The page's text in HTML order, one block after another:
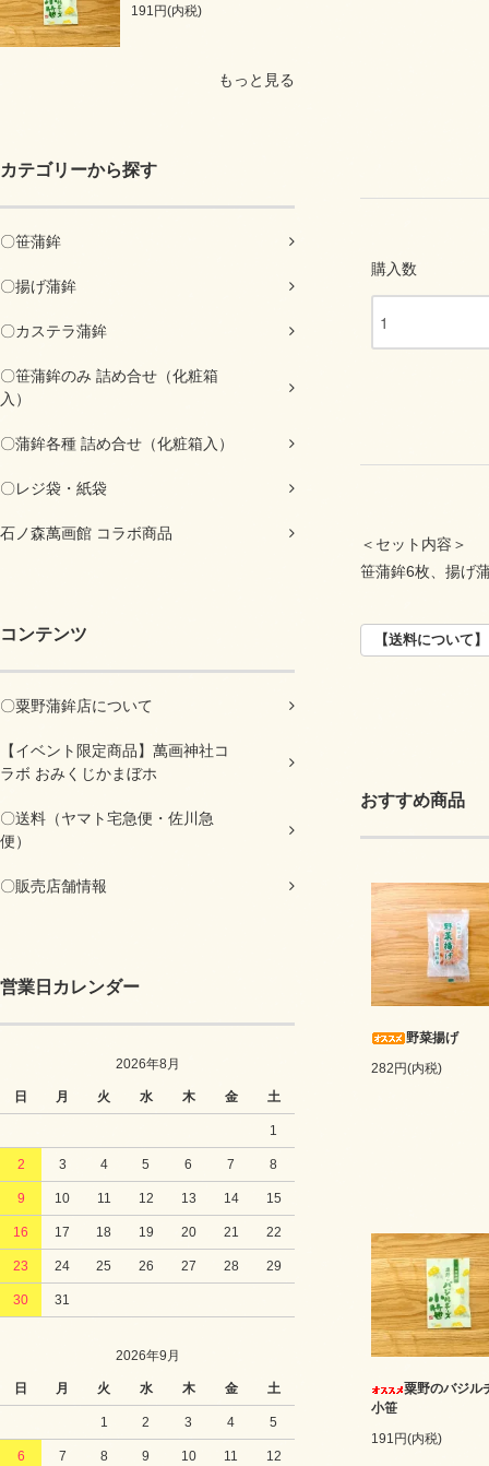
191円(内税)
もっと見る
カテゴリーから探す
〇笹蒲鉾
〇揚げ蒲鉾
〇カステラ蒲鉾
〇笹蒲鉾のみ 詰め合せ（化粧箱
入）
〇蒲鉾各種 詰め合せ（化粧箱入）
〇レジ袋・紙袋
石ノ森萬画館 コラボ商品
コンテンツ
〇粟野蒲鉾店について
【イベント限定商品】萬画神社コ
ラボ おみくじかまぼホ
〇送料（ヤマト宅急便・佐川急
便）
〇販売店舗情報
営業日カレンダー
2026年8月
日 月 火 水 木 金 土
1
2 3 4 5 6 7 8
9 10 11 12 13 14 15
16 17 18 19 20 21 22
23 24 25 26 27 28 29
30 31
2026年9月
日 月 火 水 木 金 土
1 2 3 4 5
6 7 8 9 10 11 12
購入数
＜セット内容＞
笹蒲鉾6枚、揚げ
【送料について】
おすすめ商品
野菜揚げ
282円(内税)
粟野のバジル
小笹
191円(内税)